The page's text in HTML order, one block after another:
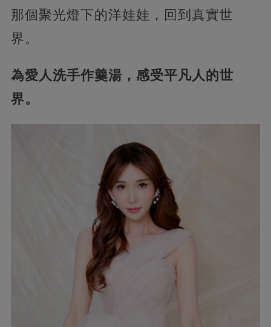
那個聚光燈下的洋娃娃，回到真實世
界。
為愛人洗手作羹湯，感受平凡人的世
界。